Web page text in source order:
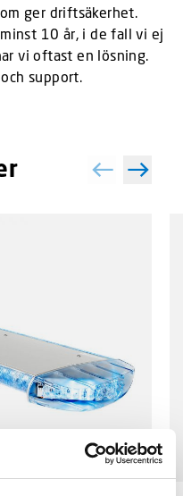
ger driftsäkerhet.
10 år, i de fall vi ej
vi oftast en lösning.
support.